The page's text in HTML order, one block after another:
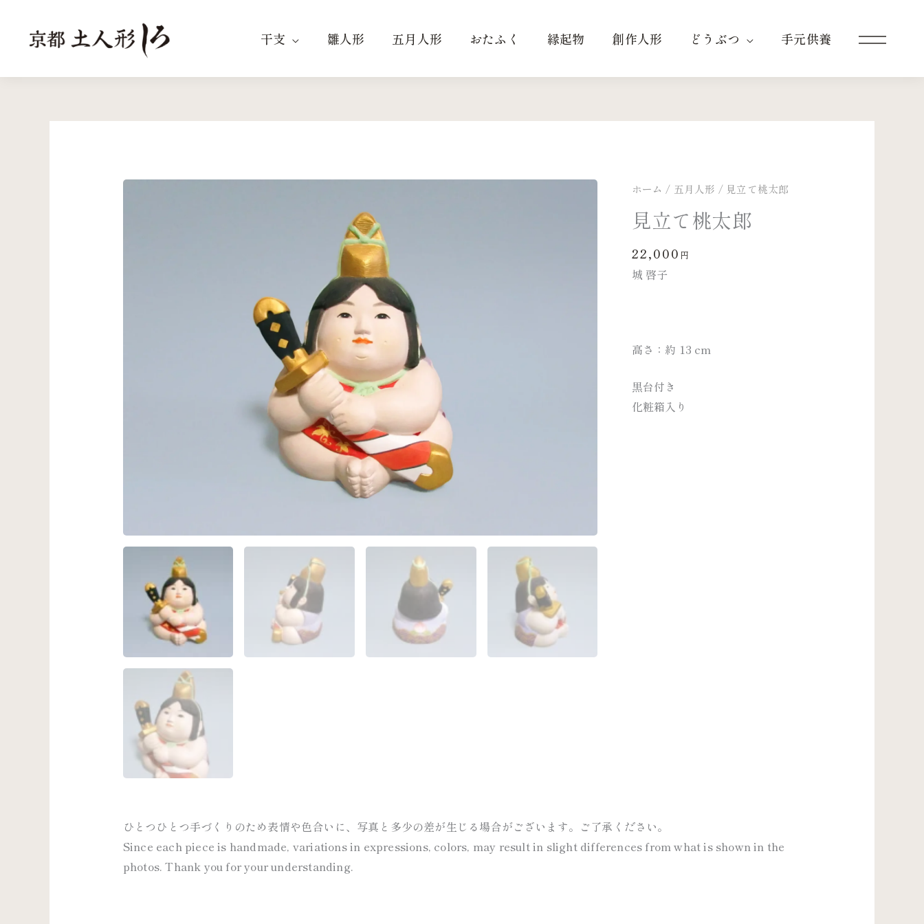
干支 雛人形 五月人形 おたふく 縁起物 創作人形 どうぶつ 手元供養
ホーム / 五月人形 / 見立て桃太郎
見立て桃太郎
22,000 円
城 啓子
高さ：約 13 cm
黒台付き
化粧箱入り
ひとつひとつ手づくりのため表情や色合いに、写真と多少の差が生じる場合がございます。ご了承ください。
Since each piece is handmade, variations in expressions, colors, may result in slight differences from what is shown in the
photos. Thank you for your understanding.